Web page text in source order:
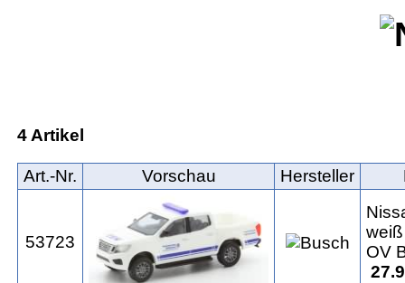
4 Artikel
Art.‑Nr. Vorschau Hersteller
53723
weiß
OV